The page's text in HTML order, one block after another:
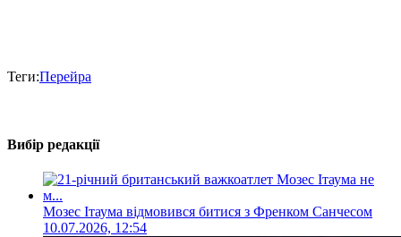
Теги:Перейра
Вибір редакції
Мозес Ітаума відмовився битися з Френком Санчесом
10.07.2026, 12:54